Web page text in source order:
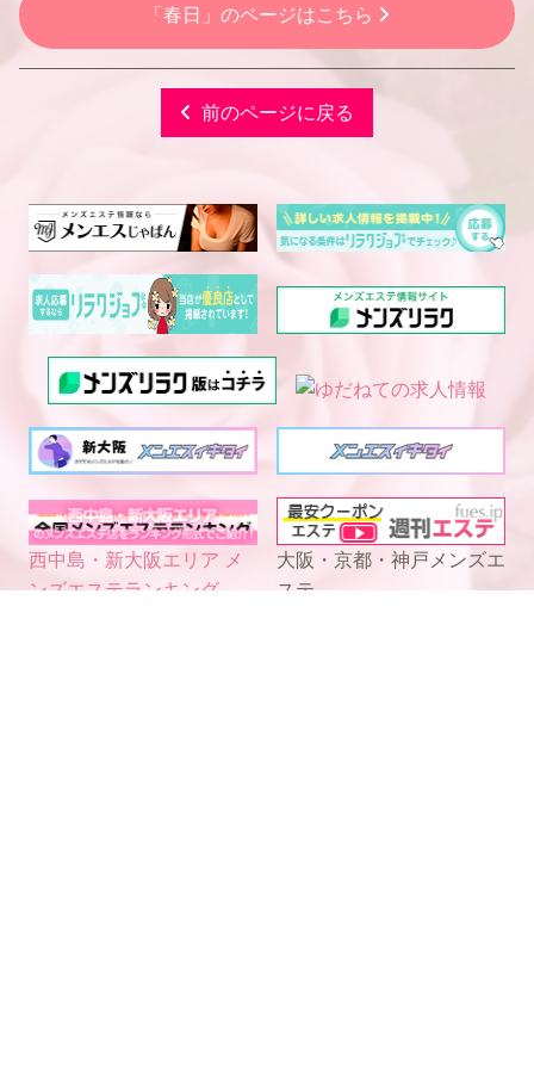
「春日」のページはこちら
前のページに戻る
西中島・新大阪エリア メ
ンズエステランキング
大阪・京都・神戸メンズエ
ステ